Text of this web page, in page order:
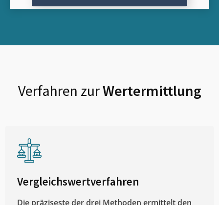
Verfahren zurWertermittlung
Vergleichswertverfahren
Die präziseste der drei Methoden ermittelt den